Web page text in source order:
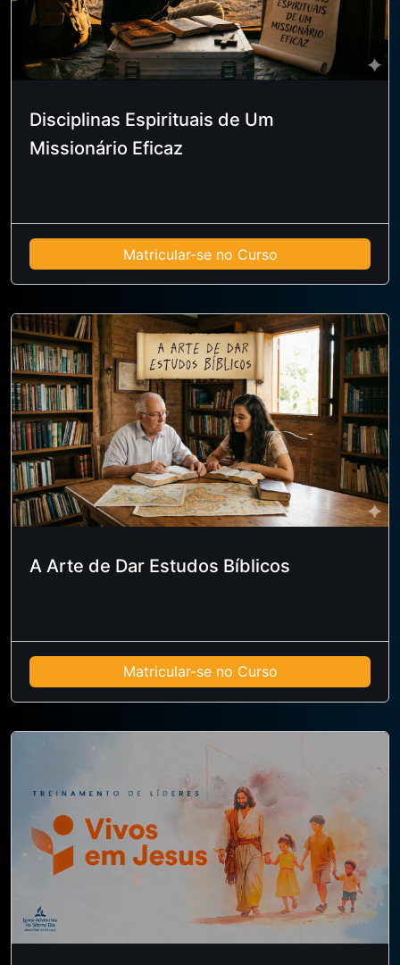
Disciplinas Espirituais de Um
Missionário Eficaz
Matricular-se no Curso
A Arte de Dar Estudos Bíblicos
Matricular-se no Curso